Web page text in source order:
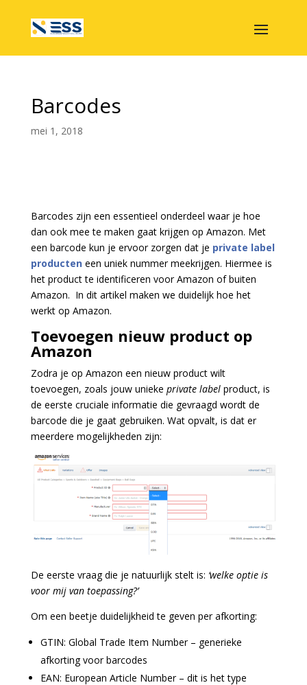
Barcodes
mei 1, 2018
Barcodes zijn een essentieel onderdeel waar je hoe
dan ook mee te maken gaat krijgen op Amazon. Met
een barcode kun je ervoor zorgen dat je private label
producten een uniek nummer meekrijgen. Hiermee is
het product te identificeren voor Amazon of buiten
Amazon. In dit artikel maken we duidelijk hoe het
werkt op Amazon.
Toevoegen nieuw product op
Amazon
Zodra je op Amazon een nieuw product wilt
toevoegen, zoals jouw unieke private label product, is
de eerste cruciale informatie die gevraagd wordt de
barcode die je gaat gebruiken. Wat opvalt, is dat er
meerdere mogelijkheden zijn:
De eerste vraag die je natuurlijk stelt is: ‘welke optie is
voor mij van toepassing?’
Om een beetje duidelijkheid te geven per afkorting:
GTIN: Global Trade Item Number – generieke
afkorting voor barcodes
EAN: European Article Number – dit is het type